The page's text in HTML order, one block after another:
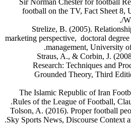
Sir Norman Chester for football
football on the TV, Fact Sheet 8,
Strelize, B. (2005).
marketing perspective, doctoral
management, University
Straus, A., & Corbin, J.
Research: Techniques and
Grounded Theory, Third
The Islamic Republic of Iran
Rules of the League of Football,
Tolson, A. (2016). Proper football
Sky Sports News, Discourse Context